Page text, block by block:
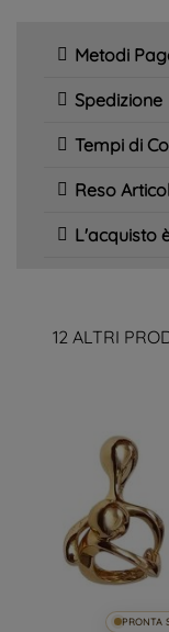
Metodi
Spedizione
Tempi di
Reso
L'acquisto
12 ALTRI
PRONTA